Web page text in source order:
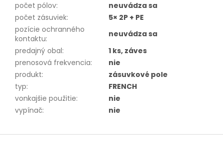
počet pólov:
neuvádza sa
počet zásuviek:
5× 2P + PE
pozície ochranného
kontaktu:
neuvádza sa
predajný obal:
1 ks, záves
prenosová frekvencia:
nie
produkt:
zásuvkové pole
typ:
FRENCH
vonkajšie použitie:
nie
vypínač: nie
Z